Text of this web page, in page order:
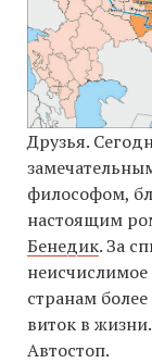
Друзья.
философом,
настоящим
Бенедик. За
странам
виток в
Автостоп.